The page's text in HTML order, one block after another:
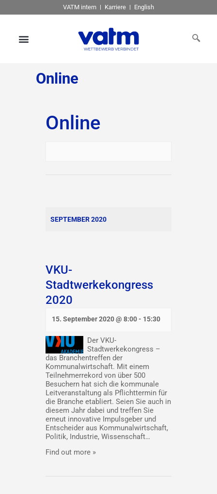
VATM intern Karriere English
Online
Online
SEPTEMBER 2020
VKU-
Stadtwerkekongress
2020
15. September 2020 @ 8:00- 15:30
Der VKU-
Stadtwerkekongress –
das Branchentreffen der
Kommunalwirtschaft. Mit einem
Teilnehmerrekord von über 500
Besuchern hat sich die kommunale
Leitveranstaltung als Pflichttermin für
die Branche etabliert. Seien Sie auch in
diesem Jahr dabei und treffen Sie
erneut innovative Impulsgeber und
Entscheider aus Kommunalwirtschaft,
Politik, Industrie, Wissenschaft…
Find out more »